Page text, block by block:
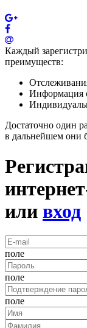
Каждый
преимуществ:
Информация
Достаточно один
в дальнейшем они
или вход
поле
поле
поле